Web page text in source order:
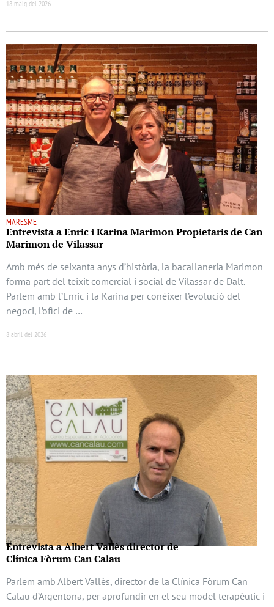
18 maig del 2026
MARESME
Entrevista a Enric i Karina Marimon Propietaris de Can
Marimon de Vilassar
Amb més de seixanta anys d’història, la bacallaneria Marimon
forma part del teixit comercial i social de Vilassar de Dalt.
Parlem amb l’Enric i la Karina per conèixer l’evolució del
negoci, l’ofici de …
8 abril del 2026
Entrevista a Albert Vallès director de
Clínica Fòrum Can Calau
Parlem amb Albert Vallès, director de la Clínica Fòrum Can
Calau d’Argentona, per aprofundir en el seu model terapèutic i